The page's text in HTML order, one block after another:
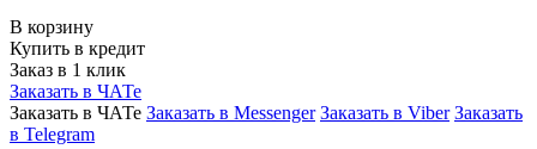
В корзину
Купить в кредит
Заказ в 1 клик
Заказать в ЧАТе
Заказать в ЧАТе Заказать в Messenger Заказать в Viber Заказать
в Telegram